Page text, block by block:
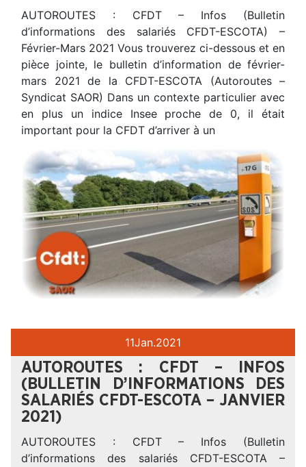
AUTOROUTES : CFDT – Infos (Bulletin
d’informations des salariés CFDT-ESCOTA) –
Février-Mars 2021 Vous trouverez ci-dessous et en
pièce jointe, le bulletin d’information de février-
mars 2021 de la CFDT-ESCOTA (Autoroutes –
Syndicat SAOR) Dans un contexte particulier avec
en plus un indice Insee proche de 0, il était
important pour la CFDT d’arriver à un
11Jan.2021
AUTOROUTES : CFDT – INFOS
(BULLETIN D’INFORMATIONS DES
SALARIÉS CFDT-ESCOTA – JANVIER
2021)
AUTOROUTES : CFDT – Infos (Bulletin
d’informations des salariés CFDT-ESCOTA –